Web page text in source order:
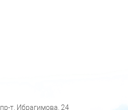
пр-т. Ибрагимова, 24